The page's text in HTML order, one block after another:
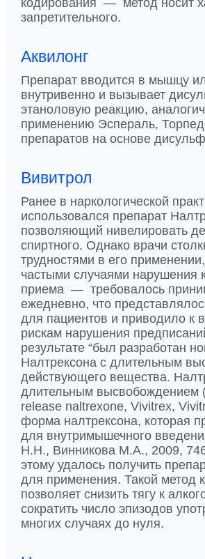
запретительного.
Аквилонг
Препарат вводится в мышцу
внутривенно и вызывает
этаноловую реакцию,
применению Эспераль,
препаратов на основе
Вивитрол
Ранее в наркологической
использовался препарат
позволяющий нивелировать
спиртного. Однако врачи
трудностями в его
частыми случаями нарушения
приема — требовалось
ежедневно, что
для пациентов и приводило к
рискам нарушения
результате “был разработан
Налтрексона с длительным
действующего вещества.
длительным высвобождением
release naltrexone, Vivitrex,
форма налтрексона, которая
для внутримышечного
Н.Н., Винникова М.А., 2009,
этому удалось получить
для применения. Такой метод
позволяет снизить тягу к
сократить число эпизодов
многих случаях до нуля.